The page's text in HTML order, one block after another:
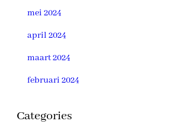
mei 2024
april 2024
maart 2024
februari 2024
Categories